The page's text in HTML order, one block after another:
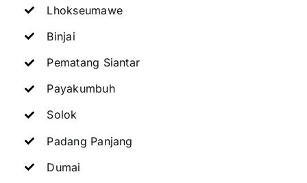
Lhokseumawe
Binjai
Pematang Siantar
Payakumbuh
Solok
Padang Panjang
Dumai